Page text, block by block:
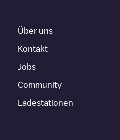
Über uns
Kontakt
Jobs
Community
Ladestationen